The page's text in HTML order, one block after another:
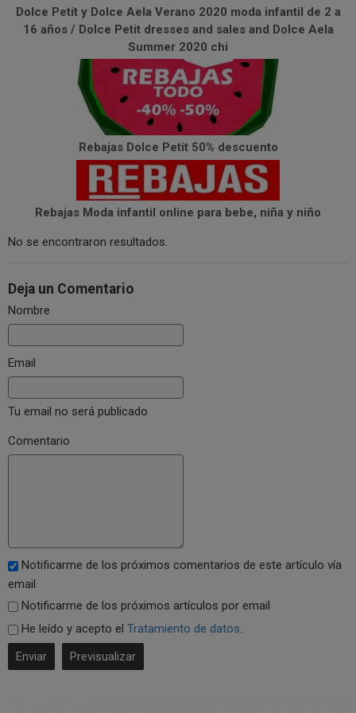
Dolce Petit y Dolce Aela Verano 2020 moda infantil de 2 a
16 años / Dolce Petit dresses and sales and Dolce Aela
Summer 2020 chi
Rebajas Dolce Petit 50% descuento
Rebajas Moda infantil online para bebe, niña y niño
No se encontraron resultados.
Deja un Comentario
Nombre
Email
Tu email no será publicado
Comentario
Notificarme de los próximos comentarios de este artículo vía
email
Notificarme de los próximos artículos por email
He leído y acepto el Tratamiento de datos.